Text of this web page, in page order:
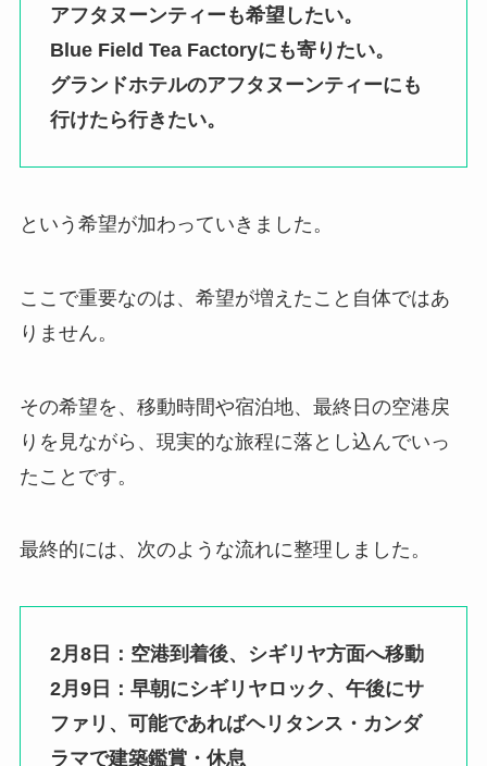
アフタヌーンティーも希望したい。
Blue Field Tea Factoryにも寄りたい。
グランドホテルのアフタヌーンティーにも
行けたら行きたい。
という希望が加わっていきました。
ここで重要なのは、希望が増えたこと自体ではあ
りません。
その希望を、移動時間や宿泊地、最終日の空港戻
りを見ながら、現実的な旅程に落とし込んでいっ
たことです。
最終的には、次のような流れに整理しました。
2月8日：空港到着後、シギリヤ方面へ移動
2月9日：早朝にシギリヤロック、午後にサ
ファリ、可能であればヘリタンス・カンダ
ラマで建築鑑賞・休息